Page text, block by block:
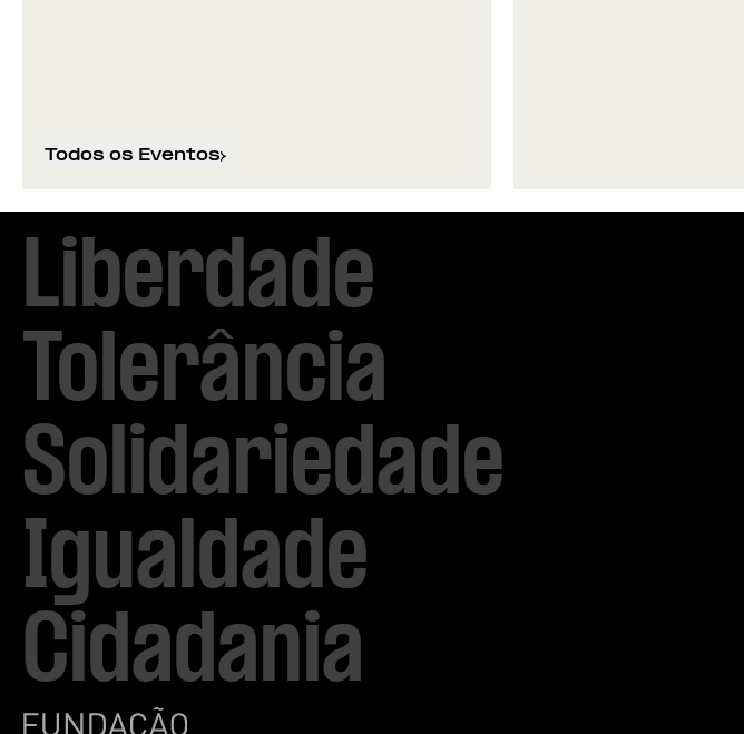
Todos os Eventos
Liberdade
Tolerância
Solidariedade
Igualdade
Cidadania